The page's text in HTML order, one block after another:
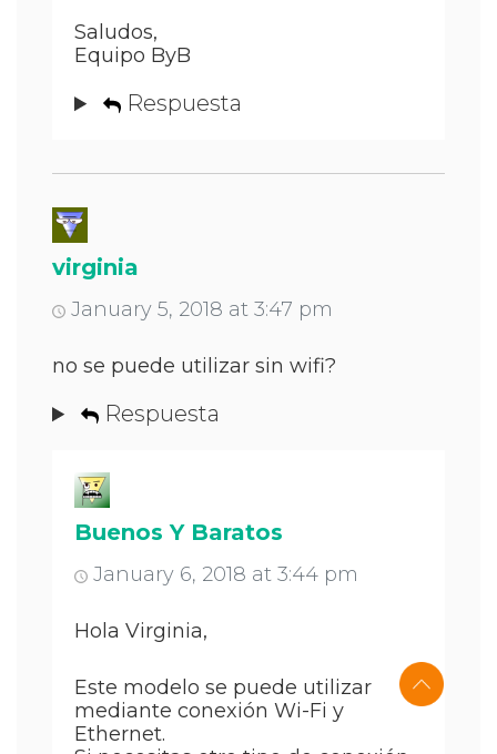
Saludos,
Equipo ByB
Respuesta
virginia
January 5, 2018 at 3:47 pm
no se puede utilizar sin wifi?
Respuesta
Buenos Y Baratos
January 6, 2018 at 3:44 pm
Hola Virginia,
Este modelo se puede utilizar
mediante conexión Wi-Fi y
Ethernet.